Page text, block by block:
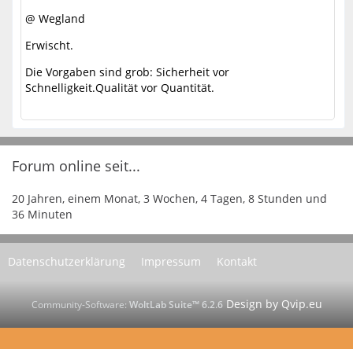
@ Wegland
Erwischt.
Die Vorgaben sind grob: Sicherheit vor
Schnelligkeit.Qualität vor Quantität.
Forum online seit...
20 Jahren, einem Monat, 3 Wochen, 4 Tagen, 8 Stunden und
36 Minuten
Datenschutzerklärung Impressum Kontakt
Community-Software: WoltLab Suite™ 6.2.6